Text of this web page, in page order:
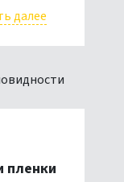
далее
пленки